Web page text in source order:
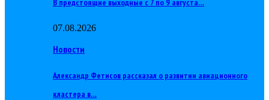
В предстоящие выходные с 7 по 9 августа…
07.08.2026
Новости
Александр Фетисов рассказал о развитии авиационного
кластера в…